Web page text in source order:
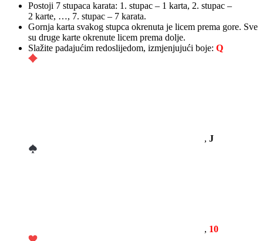
Postoji 7 stupaca karata: 1. stupac – 1 karta, 2. stupac –
2 karte, …, 7. stupac – 7 karata.
Gornja karta svakog stupca okrenuta je licem prema gore. Sve
su druge karte okrenute licem prema dolje.
Slažite padajućim redoslijedom, izmjenjujući boje: Q
, J
, 10